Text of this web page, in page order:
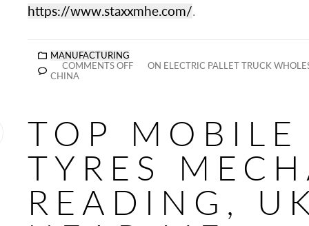
https://www.staxxmhe.com/.
MANUFACTURING
COMMENTS OFF
ON ELECTRIC PALLET TRUCK
CHINA
TOP
TYRES
READING,